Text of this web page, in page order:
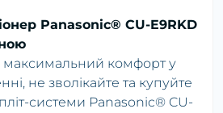
Panasonic® CU-E9RKD
комфорт у
не зволікайте та купуйте
системи Panasonic® CU-